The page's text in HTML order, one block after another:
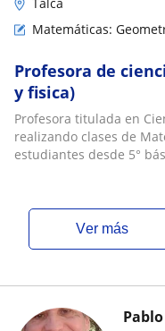
Matemáticas:
Profesora de
y fisica)
Profesora titulada en
realizando clases de
estudiantes desde 5°
ver más
Pablo